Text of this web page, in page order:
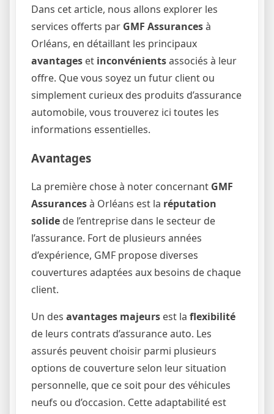
Dans cet article, nous allons explorer les
services offerts par GMF Assurancesà
Orléans, en détaillant les principaux
avantages et inconvénientsassociés à leur
offre. Que vous soyez un futur client ou
simplement curieux des produits d’assurance
automobile, vous trouverez ici toutes les
informations essentielles.
Avantages
La première chose à noter concernant GMF
Assurancesà Orléans est la réputation
solide de l’entreprise dans le secteur de
l’assurance. Fort de plusieurs années
d’expérience, GMF propose diverses
couvertures adaptées aux besoins de chaque
client.
Un des avantages majeurs est la flexibilité
de leurs contrats d’assurance auto. Les
assurés peuvent choisir parmi plusieurs
options de couverture selon leur situation
personnelle, que ce soit pour des véhicules
neufs ou d’occasion. Cette adaptabilité est